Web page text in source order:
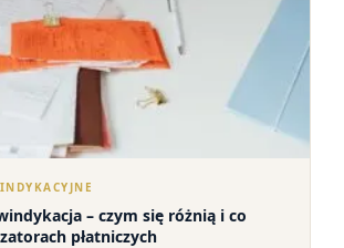
– czym się różnią i co
płatniczych